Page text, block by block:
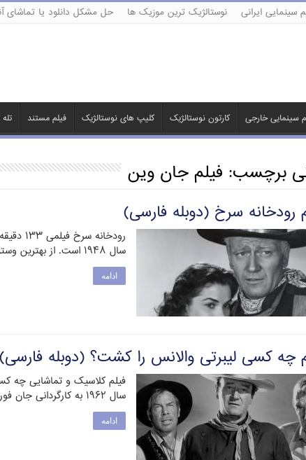
سینمایی ایرانی نوستالژیک ترین موزیک ها حل مشکل دانلود یا تماشای
سینمایی خارجی کارتون نوستالژیک کلیپ های نوستالژیک فیلم مستند تله
برچسب: فیلم جان وین
رودخانه سرخ (دوبله فارسی)
سال ۱۹۴۸ است. از بهترین وسترن‏هاى تاریخ سینما. کلیفت در …
ادامه
چه کسی لیبرتی والانس را کشت؟ (دوبله فارسی)
فیلم کلاسیک و تماشایی چه
سال ۱۹۶۲ به کارگردانی جان فورد است. فورد را …
ادامه